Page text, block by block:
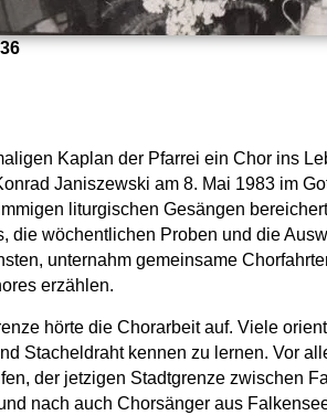
Kaplan der Pfarrei ein Chor ins
Janiszewski am 8. Mai 1983 im
liturgischen Gesängen
die wöchentlichen Proben und die
unternahm gemeinsame
erzählen.
hörte die Chorarbeit auf. Viele
Stacheldraht kennen zu lernen. Vor
der jetzigen Stadtgrenze zwischen
nach auch Chorsänger aus